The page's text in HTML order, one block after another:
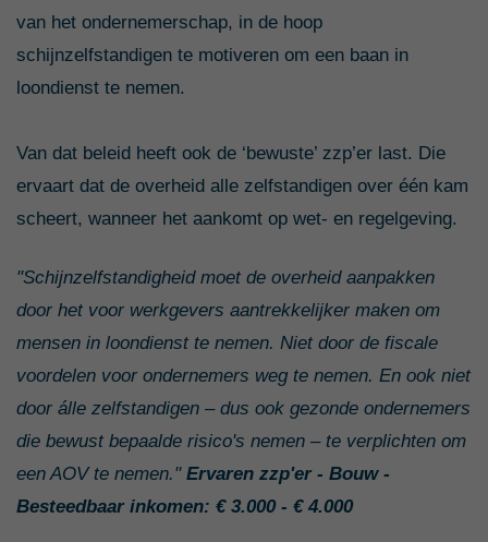
van het ondernemerschap, in de hoop
schijnzelfstandigen te motiveren om een baan in
loondienst te nemen.
Van dat beleid heeft ook de ‘bewuste’ zzp’er last. Die
ervaart dat de overheid alle zelfstandigen over één kam
scheert, wanneer het aankomt op wet- en regelgeving.
"Schijnzelfstandigheid moet de overheid aanpakken
door het voor werkgevers aantrekkelijker maken om
mensen in loondienst te nemen. Niet door de fiscale
voordelen voor ondernemers weg te nemen. En ook niet
door álle zelfstandigen – dus ook gezonde ondernemers
die bewust bepaalde risico's nemen – te verplichten om
een AOV te nemen." Ervaren zzp'er - Bouw -
Besteedbaar inkomen: € 3.000 - € 4.000